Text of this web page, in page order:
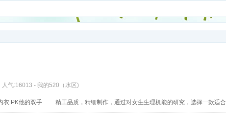
人气:16013 - 我的520（水区)
的双手 精工品质，精细制作，通过对女生生理机能的研究，选择一款适合